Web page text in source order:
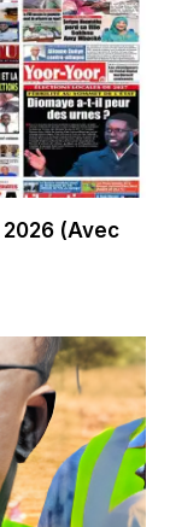
2026 (Avec